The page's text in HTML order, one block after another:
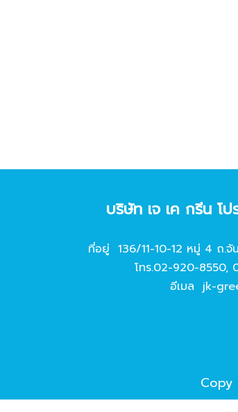
บริษัท เจ เค กรีน โ
ที่อยู่ 136/11-10-12 หมู่ 4 ถ.จั
โทร.02-920-8550,
อีเมล jk-
Copy